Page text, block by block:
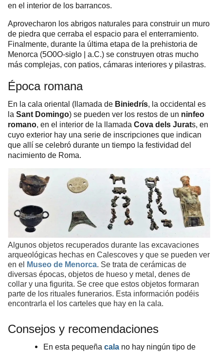
en el interior de los barrancos.
Aprovecharon los abrigos naturales para construir un muro
de piedra que cerraba el espacio para el enterramiento.
Finalmente, durante la última etapa de la prehistoria de
Menorca (5O0O-siglo | a.C.) se construyen otras mucho
más complejas, con patios, cámaras interiores y pilastras.
Época romana
En la cala oriental (llamada de Biniedrís, la occidental es
la Sant Domingo) se pueden ver los restos de un ninfeo
romano, en el interior de la llamada Cova dels Jurats, en
cuyo exterior hay una serie de inscripciones que indican
que allí se celebró durante un tiempo la festividad del
nacimiento de Roma.
Algunos objetos recuperados durante las excavaciones
arqueológicas hechas en Calescoves y que se pueden ver
en el
Museo de Menorca. Se trata de cerámicas de
diversas épocas, objetos de hueso y metal, denes de
collar y una figurita. Se cree que estos objetos formaran
parte de los rituales funerarios. Esta información podéis
encontrarla el los carteles que hay en la cala.
Consejos y recomendaciones
En esta pequeña calano hay ningún tipo de